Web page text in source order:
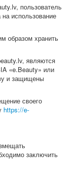
пользователь
использование
образом хранить
являются
«e.Beauty» или
и защищены
своего
https://e-
заключить